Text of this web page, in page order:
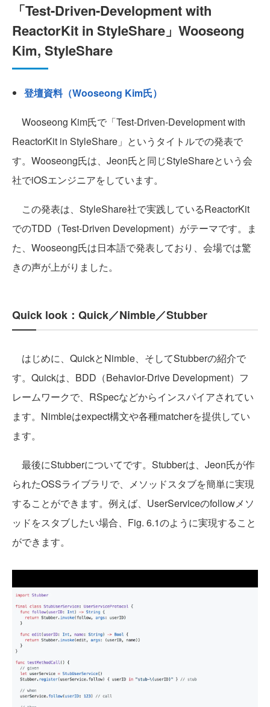
「Test-Driven-Development with
ReactorKit in StyleShare」Wooseong
Kim, StyleShare
登壇資料（Wooseong Kim氏）
Wooseong Kim氏で「Test-Driven-Development with
ReactorKit in StyleShare」というタイトルでの発表で
す。Wooseong氏は、Jeon氏と同じStyleShareという会
社でiOSエンジニアをしています。
この発表は、StyleShare社で実践しているReactorKit
でのTDD（Test-Driven Development）がテーマです。ま
た、Wooseong氏は日本語で発表しており、会場では驚
きの声が上がりました。
Quick look：Quick／Nimble／Stubber
はじめに、QuickとNimble、そしてStubberの紹介で
す。Quickは、BDD（Behavior-Drive Development）フ
レームワークで、RSpecなどからインスパイアされてい
ます。Nimbleはexpect構文や各種matcherを提供してい
ます。
最後にStubberについてです。Stubberは、Jeon氏が作
られたOSSライブラリで、メソッドスタブを簡単に実現
することができます。例えば、UserServiceのfollowメソ
ッドをスタブしたい場合、Fig. 6.1のように実現すること
ができます。